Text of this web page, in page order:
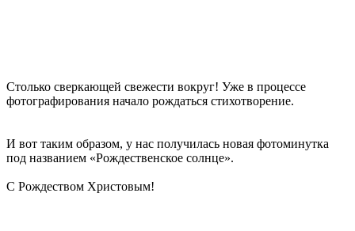
Столько сверкающей свежести вокруг! Уже в процессе
фотографирования начало рождаться стихотворение.
И вот таким образом, у нас получилась новая фотоминутка
под названием «Рождественское солнце».
С Рождеством Христовым!